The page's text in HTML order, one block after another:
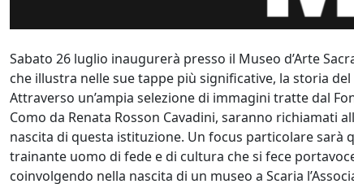
Sabato 26 luglio inaugurerà presso il Museo d’Arte
che illustra nelle sue tappe più significative, la storia del
Attraverso un’ampia selezione di immagini tratte dal
Como da Renata Rosson Cavadini, saranno richiamati
nascita di questa istituzione. Un focus particolare sarà
trainante uomo di fede e di cultura che si fece
coinvolgendo nella nascita di un museo a Scaria